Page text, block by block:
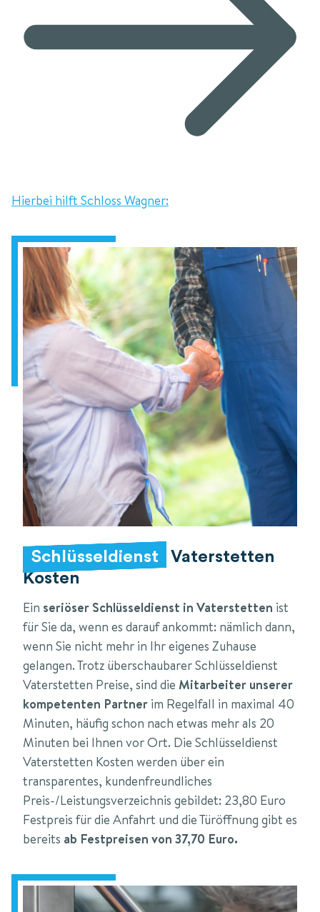
Hierbei hilft Schloss Wagner:
Schlüsseldienst
Vaterstetten
Kosten
Ein seriöser Schlüsseldienst in Vaterstetten ist
für Sie da, wenn es darauf ankommt: nämlich dann,
wenn Sie nicht mehr in Ihr eigenes Zuhause
gelangen. Trotz überschaubarer Schlüsseldienst
Vaterstetten Preise, sind die Mitarbeiter unserer
kompetenten Partner im Regelfall in maximal 40
Minuten, häufig schon nach etwas mehr als 20
Minuten bei Ihnen vor Ort. Die Schlüsseldienst
Vaterstetten Kosten werden über ein
transparentes, kundenfreundliches
Preis-/Leistungsverzeichnis gebildet: 23,80 Euro
Festpreis für die Anfahrt und die Türöffnung gibt es
bereits ab Festpreisen von 37,70 Euro.